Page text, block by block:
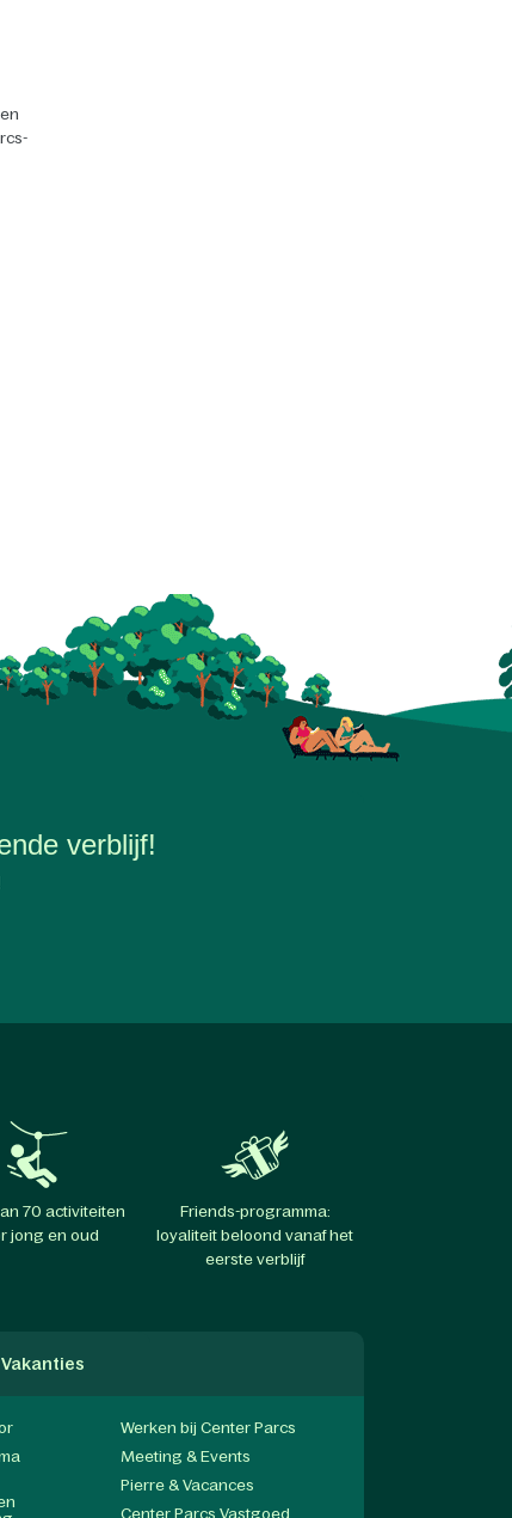
verblijf!
70 activiteiten
jong en oud
Friends-programma:
loyaliteit beloond vanaf het
eerste verblijf
Vakanties
Werken bij Center Parcs
Meeting & Events
Pierre & Vacances
Center Parcs Vastgoed